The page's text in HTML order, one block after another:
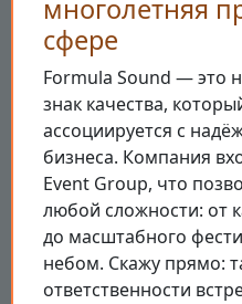
многолетняя
сфере
Formula Sound — это
знак качества,
ассоциируется с
бизнеса. Компания
Event Group, что
любой сложности: от
до масштабного
небом. Скажу прямо:
ответственности